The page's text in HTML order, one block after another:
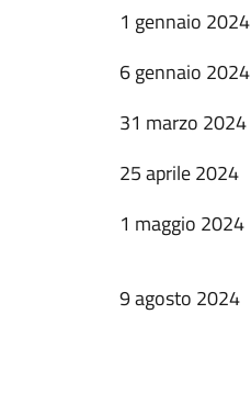
1 gennaio 2024
6 gennaio 2024
31 marzo 2024
25 aprile 2024
1 maggio 2024
9 agosto 2024